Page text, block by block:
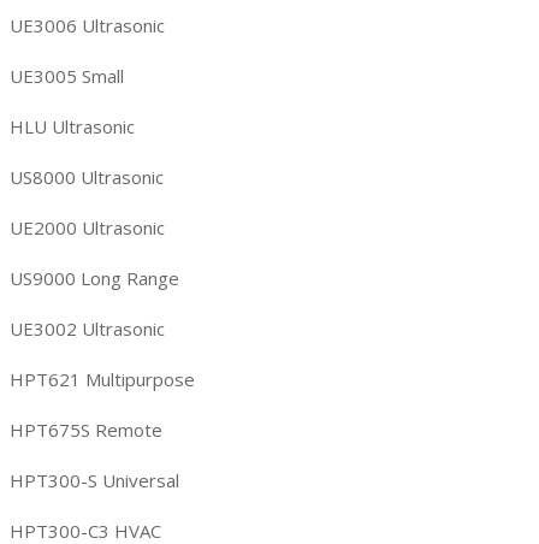
UE3006 Ultrasonic
UE3005 Small
HLU Ultrasonic
US8000 Ultrasonic
UE2000 Ultrasonic
US9000 Long Range
UE3002 Ultrasonic
HPT621 Multipurpose
HPT675S Remote
HPT300-S Universal
HPT300-C3 HVAC